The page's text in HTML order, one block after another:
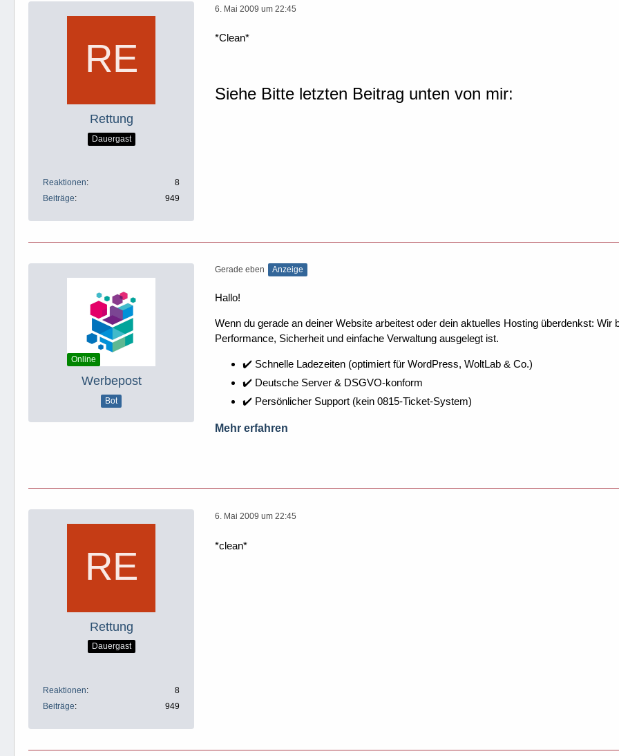
Rettung
Dauergast
Reaktionen
8
Beiträge
949
6. Mai 2009 um 22:45
*Clean*
Siehe Bitte letzten Beitrag unten von mir:
Online
Werbepost
Bot
Gerade eben Anzeige
Hallo!
Wenn du gerade an deiner Website arbeitest oder dein aktuelles Hosting überdenkst:
Performance, Sicherheit und einfache Verwaltung ausgelegt ist.
✔️ Schnelle Ladezeiten (optimiert für WordPress, WoltLab & Co.)
✔️ Deutsche Server & DSGVO-konform
✔️ Persönlicher Support (kein 0815-Ticket-System)
Mehr erfahren
Rettung
Dauergast
Reaktionen
8
Beiträge
949
6. Mai 2009 um 22:45
*clean*